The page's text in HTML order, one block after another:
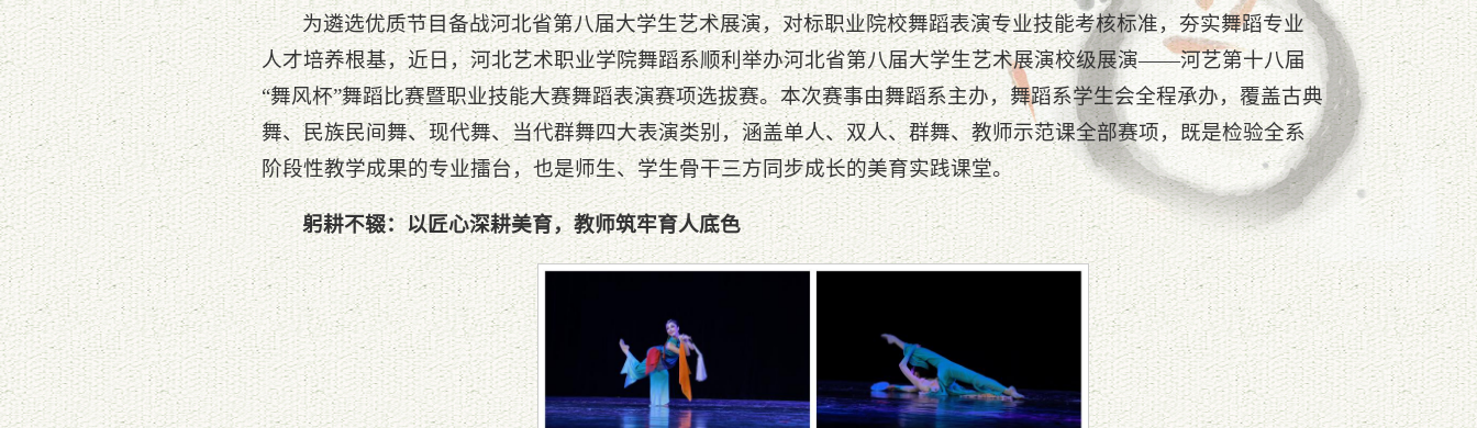
为遴选优质节目备战河北省第八届大学生艺术展演，对标职业院校舞蹈表演专业技能考核标准，夯实舞蹈专业
人才培养根基，近日，河北艺术职业学院舞蹈系顺利举办河北省第八届大学生艺术展演校级展演——河艺第十八届
“舞风杯”舞蹈比赛暨职业技能大赛舞蹈表演赛项选拔赛。本次赛事由舞蹈系主办，舞蹈系学生会全程承办，覆盖古典
舞、民族民间舞、现代舞、当代群舞四大表演类别，涵盖单人、双人、群舞、教师示范课全部赛项，既是检验全系
阶段性教学成果的专业擂台，也是师生、学生骨干三方同步成长的美育实践课堂。
躬耕不辍：以匠心深耕美育，教师筑牢育人底色